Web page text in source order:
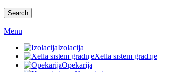
Search
Menu
Izolacija
Xella sistem gradnje
Opekarija